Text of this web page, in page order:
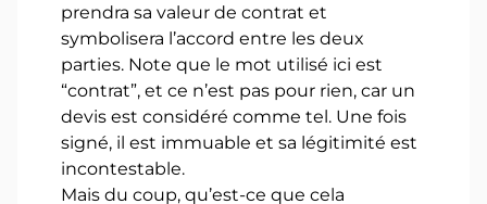
prendra sa valeur de contrat et
symbolisera l’accord entre les deux
parties. Note que le mot utilisé ici est
“contrat”, et ce n’est pas pour rien, car un
devis est considéré comme tel. Une fois
signé, il est immuable et sa légitimité est
incontestable.
Mais du coup, qu’est-ce que cela